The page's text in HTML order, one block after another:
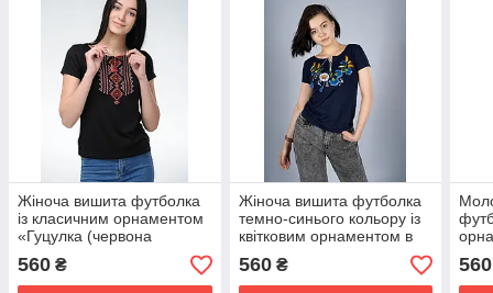
Жіноча вишита футболка
із класичним орнаментом
«Гуцулка (червона
вишивка)»
560 ₴
Жіноча вишита футболка
темно-синього кольору із
квітковим орнаментом в
українському стилі
«Віночок»
560₴ 560